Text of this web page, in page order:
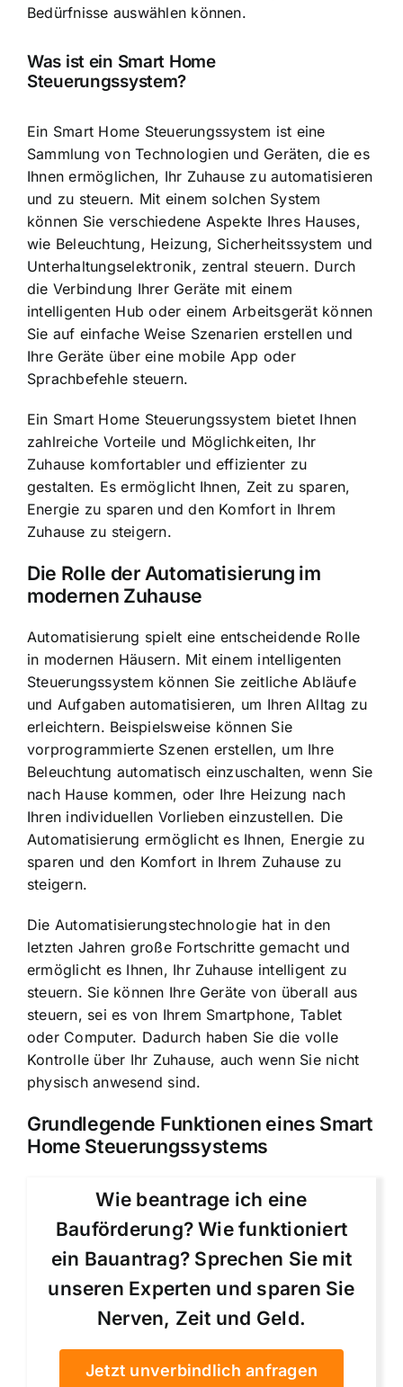
Bedürfnisse auswählen können.
Was ist ein Smart Home
Steuerungssystem?
Ein Smart Home Steuerungssystem ist eine
Sammlung von Technologien und Geräten, die es
Ihnen ermöglichen, Ihr Zuhause zu automatisieren
und zu steuern. Mit einem solchen System
können Sie verschiedene Aspekte Ihres Hauses,
wie Beleuchtung, Heizung, Sicherheitssystem und
Unterhaltungselektronik, zentral steuern. Durch
die Verbindung Ihrer Geräte mit einem
intelligenten Hub oder einem Arbeitsgerät können
Sie auf einfache Weise Szenarien erstellen und
Ihre Geräte über eine mobile App oder
Sprachbefehle steuern.
Ein Smart Home Steuerungssystem bietet Ihnen
zahlreiche Vorteile und Möglichkeiten, Ihr
Zuhause komfortabler und effizienter zu
gestalten. Es ermöglicht Ihnen, Zeit zu sparen,
Energie zu sparen und den Komfort in Ihrem
Zuhause zu steigern.
Die Rolle der Automatisierung im
modernen Zuhause
Automatisierung spielt eine entscheidende Rolle
in modernen Häusern. Mit einem intelligenten
Steuerungssystem können Sie zeitliche Abläufe
und Aufgaben automatisieren, um Ihren Alltag zu
erleichtern. Beispielsweise können Sie
vorprogrammierte Szenen erstellen, um Ihre
Beleuchtung automatisch einzuschalten, wenn Sie
nach Hause kommen, oder Ihre Heizung nach
Ihren individuellen Vorlieben einzustellen. Die
Automatisierung ermöglicht es Ihnen, Energie zu
sparen und den Komfort in Ihrem Zuhause zu
steigern.
Die Automatisierungstechnologie hat in den
letzten Jahren große Fortschritte gemacht und
ermöglicht es Ihnen, Ihr Zuhause intelligent zu
steuern. Sie können Ihre Geräte von überall aus
steuern, sei es von Ihrem Smartphone, Tablet
oder Computer. Dadurch haben Sie die volle
Kontrolle über Ihr Zuhause, auch wenn Sie nicht
physisch anwesend sind.
Grundlegende Funktionen eines Smart
Home Steuerungssystems
Wie beantrage ich eine
Bauförderung? Wie funktioniert
ein Bauantrag? Sprechen Sie mit
unseren Experten und sparen Sie
Nerven, Zeit und Geld.
Jetzt unverbindlich anfragen